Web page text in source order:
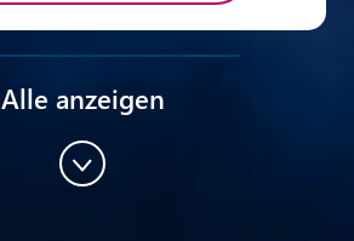
Alle anzeigen